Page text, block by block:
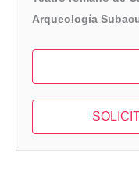
Arqueología